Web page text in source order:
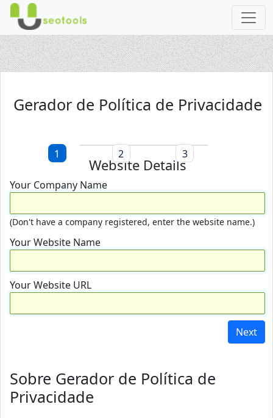
Gerador de Política de Privacidade
1 2 3
Website Details
Your Company Name
(Don't have a company registered, enter the website name.)
Your Website Name
Your Website URL
Next
Sobre Gerador de Política de
Privacidade